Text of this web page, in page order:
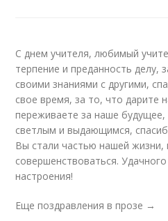
С днем учителя, любимый
терпение и преданность делу,
своими знаниями с другими,
свое время, за то, что дарите
переживаете за наше будущее,
светлым и выдающимся,
Вы стали частью нашей жизни,
совершенствоваться.
настроения!
Еще поздравления в прозе →